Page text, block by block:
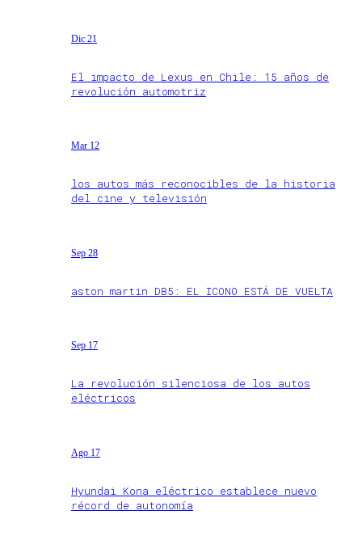
Dic 21
El impacto de Lexus en Chile: 15 años de
revolución automotriz
Mar 12
los autos más reconocibles de la historia
del cine y televisión
Sep 28
aston martin DB5: EL ICONO ESTÁ DE VUELTA
Sep 17
La revolución silenciosa de los autos
eléctricos
Ago 17
Hyundai Kona eléctrico establece nuevo
récord de autonomía